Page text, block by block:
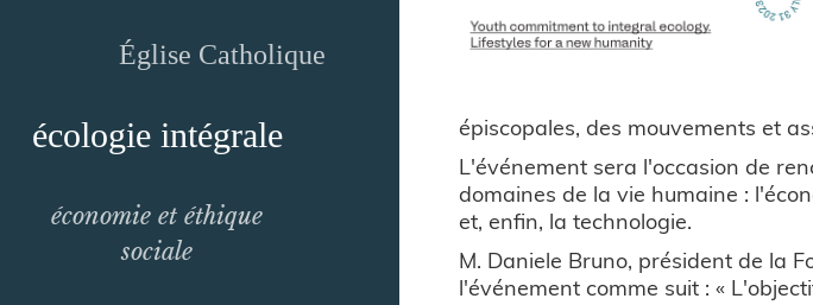
Église Catholique
écologie intégrale
économie et éthique
sociale
épiscopales, des mouvements et
L'événement sera l'occasion de
domaines de la vie humaine :
et, enfin, la technologie.
M. Daniele Bruno, président de la
l'événement comme suit : «